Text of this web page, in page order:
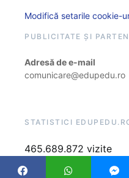
Modifică setarile cookie-
PUBLICITATE ȘI
Adresă de e-mail
comunicare@edupedu.ro
STATISTICI
465.689.872 vizite